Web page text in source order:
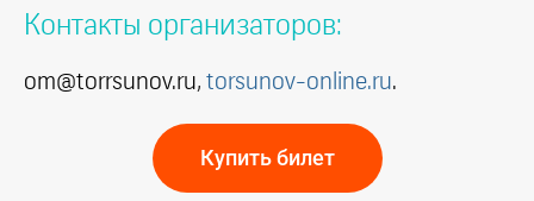
Контакты организаторов:
om@torrsunov.ru, torsunov-online.ru.
Купить билет